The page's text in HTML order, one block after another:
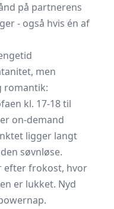
på partnerens
- også hvis én af
men
romantik:
kl. 17-18 til
on-demand
ligger langt
søvnløse.
efter frokost, hvor
er lukket. Nyd